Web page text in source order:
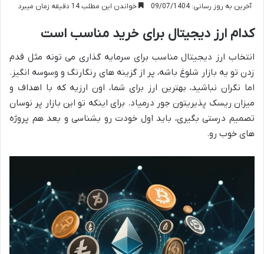
آخرین به روز رسانی: 09/07/1404 خواندن این مطلب 14 دقیقه زمان میبرد
کدام ارز دیجیتال برای خرید مناسب است
انتخاب ارز دیجیتال مناسب برای سرمایه گذاری می تونه مثل قدم
زدن تو یه بازار شلوغ باشه، پر از گزینه های رنگارنگ و وسوسه انگیز.
اما نگران نباشید، بهترین ارز برای شما، اون ارزیه که با اهداف و
میزان ریسک پذیریتون جور درمیاد. برای اینکه تو این بازار پر نوسان
تصمیم درستی بگیری، باید اول خودت رو بشناسی و بعد هم پروژه
های خوب رو.